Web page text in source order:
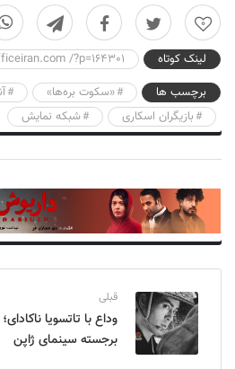
0
لینک کوتاه
/?p=164301
برچسب ها
«سکوت بره‌ها»
بازیگران اسکاری
شبکه نمایش
قبلی
وداع با تاتسویا
برجسته سینمای ژاپن